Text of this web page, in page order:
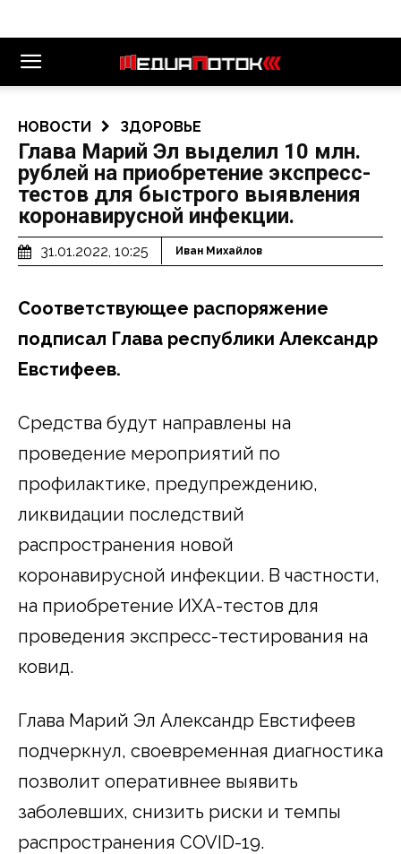
НОВОСТИ ЗДОРОВЬЕ
Глава Марий Эл выделил 10 млн.
рублей на приобретение экспресс-
тестов для быстрого выявления
коронавирусной инфекции.
31.01.2022, 10:25 Иван Михайлов
Соответствующее распоряжение
подписал Глава республики Александр
Евстифеев.
Средства будут направлены на
проведение мероприятий по
профилактике, предупреждению,
ликвидации последствий
распространения новой
коронавирусной инфекции. В частности,
на приобретение ИХА-тестов для
проведения экспресс-тестирования на
ковид.
Глава Марий Эл Александр Евстифеев
подчеркнул, своевременная диагностика
позволит оперативнее выявить
заболевших, снизить риски и темпы
распространения COVID-19.